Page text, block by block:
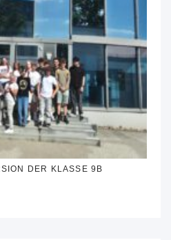
DER KLASSE 9B